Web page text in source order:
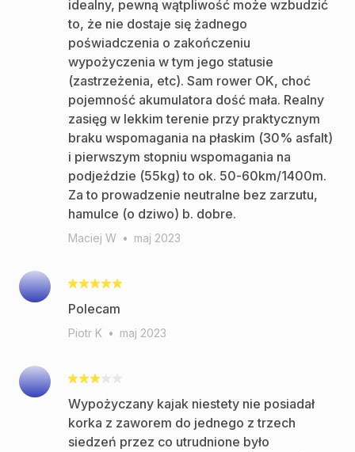
idealny, pewną wątpliwość może wzbudzić
to, że nie dostaje się żadnego
poświadczenia o zakończeniu
wypożyczenia w tym jego statusie
(zastrzeżenia, etc). Sam rower OK, choć
pojemność akumulatora dość mała. Realny
zasięg w lekkim terenie przy praktycznym
braku wspomagania na płaskim (30% asfalt)
i pierwszym stopniu wspomagania na
podjeździe (55kg) to ok. 50-60km/1400m.
Za to prowadzenie neutralne bez zarzutu,
hamulce (o dziwo) b. dobre.
Maciej W • maj 2023
Polecam
Piotr K • maj 2023
Wypożyczany kajak niestety nie posiadał
korka z zaworem do jednego z trzech
siedzeń przez co utrudnione było